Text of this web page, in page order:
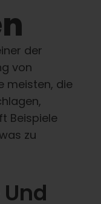
der
von
meisten, die
Beispiele
zu